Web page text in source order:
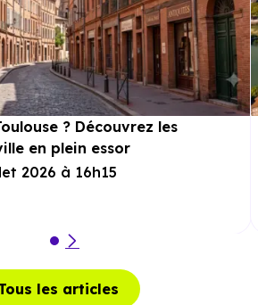
? Découvrez les
en plein essor
2026 à 16h15
les articles